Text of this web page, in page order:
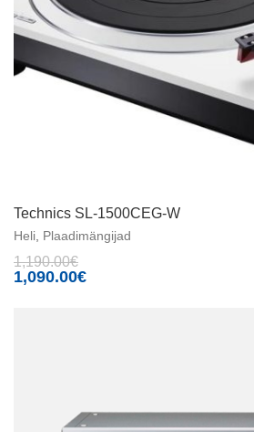
Technics SL-1500CEG-W
Heli, Plaadimängijad
1,190.00€
1,090.00€